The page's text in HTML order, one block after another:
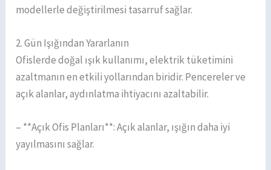
modellerle değiştirilmesi tasarruf sağlar.
2. Gün Işığından Yararlanın
Ofislerde doğal ışık kullanımı, elektrik tüketimini
azaltmanın en etkili yollarından biridir. Pencereler ve
açık alanlar, aydınlatma ihtiyacını azaltabilir.
– **Açık Ofis Planları**: Açık alanlar, ışığın daha iyi
yayılmasını sağlar.